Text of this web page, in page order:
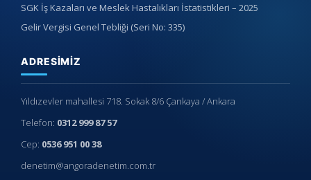
SGK İş Kazaları ve Meslek Hastalıkları İstatistikleri – 2025
Gelir Vergisi Genel Tebliği (Seri No: 335)
ADRESIMIZ
Yıldızevler mahallesi 718. Sokak 8/6 Çankaya / Ankara
Telefon: 0312 999 87 57
Cep: 0536 951 00 38
denetim@angoradenetim.com.tr